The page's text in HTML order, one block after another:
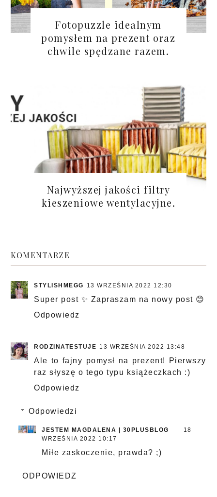
Fotopuzzle idealnym
pomysłem na prezent oraz
chwile spędzane razem.
Najwyższej jakości filtry
kieszeniowe wentylacyjne.
KOMENTARZE
STYLISHMEGG 13 WRZEŚNIA 2022 12:30
Super post ✨ Zapraszam na nowy post 😊
Odpowiedz
RODZINATESTUJE 13 WRZEŚNIA 2022 13:48
Ale to fajny pomysł na prezent! Pierwszy
raz słyszę o tego typu książeczkach :)
Odpowiedz
Odpowiedzi
JESTEM MAGDALENA | 30PLUSBLOG
18
WRZEŚNIA 2022 10:17
Miłe zaskoczenie, prawda? ;)
ODPOWIEDZ